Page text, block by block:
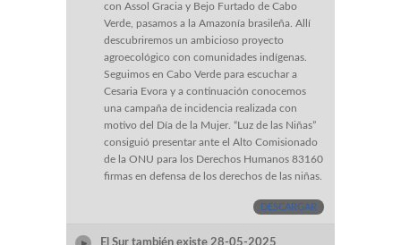
con Assol Gracia y Bejo Furtado de Cabo
Verde, pasamos a la Amazonía brasileña. Allí
descubriremos un ambicioso proyecto
agroecológico con comunidades indígenas.
Seguimos en Cabo Verde para escuchar a
Cesaria Evora y a continuación conocemos
una campaña de incidencia realizada con
motivo del Día de la Mujer. “Luz de las Niñas”
consiguió presentar ante el Alto Comisionado
de la ONU para los Derechos Humanos 83160
firmas en defensa de los derechos de las niñas.
DESCARGAR
El Sur también existe 28-05-2025